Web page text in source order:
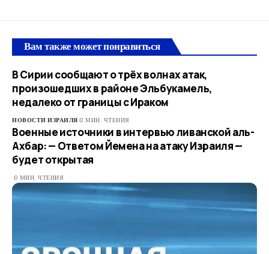
Вам также может понравиться
В Сирии сообщают о трёх волнах атак,
произошедших в районе Эльбукамель,
недалеко от границы с Ираком
НОВОСТИ ИЗРАИЛЯ 0 МИН. ЧТЕНИЯ
Военные источники в интервью ливанской аль-
Ахбар: — Ответом Йемена на атаку Израиля —
будет открытая
0 МИН. ЧТЕНИЯ